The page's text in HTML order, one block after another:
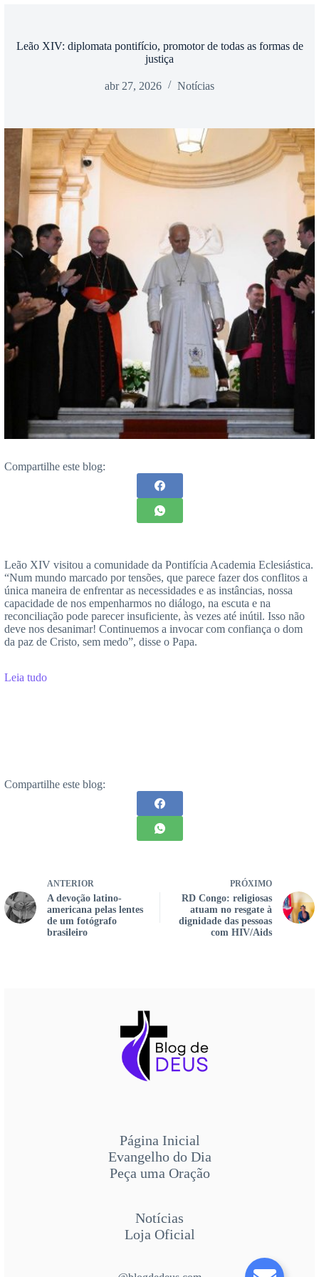
Leão XIV: diplomata pontifício, promotor de todas as formas de
justiça
abr 27, 2026 Notícias
Compartilhe este blog:
Leão XIV visitou a comunidade da Pontifícia Academia Eclesiástica.
“Num mundo marcado por tensões, que parece fazer dos conflitos a
única maneira de enfrentar as necessidades e as instâncias, nossa
capacidade de nos empenharmos no diálogo, na escuta e na
reconciliação pode parecer insuficiente, às vezes até inútil. Isso não
deve nos desanimar! Continuemos a invocar com confiança o dom
da paz de Cristo, sem medo”, disse o Papa.
Leia tudo
Compartilhe este blog:
ANTERIOR
A devoção latino-
americana pelas lentes
de um fotógrafo
brasileiro
PRÓXIMO
RD Congo: religiosas
atuam no resgate à
dignidade das pessoas
com HIV/Aids
Página Inicial
Evangelho do Dia
Peça uma Oração
Notícias
Loja Oficial